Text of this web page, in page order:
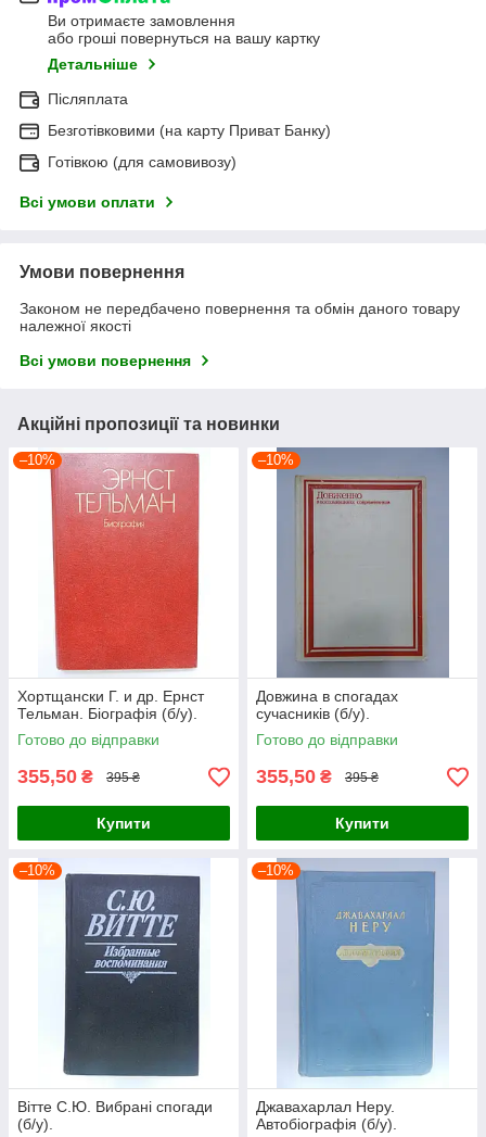
Ви отримаєте замовлення
або гроші повернуться на вашу картку
Детальніше
Післяплата
Безготівковими (на карту Приват Банку)
Готівкою (для самовивозу)
Всі умови оплати
Умови повернення
Законом не передбачено повернення та обмін даного товару
належної якості
Всі умови повернення
Акційні пропозиції та новинки
–10%
Хортщански Г. и др. Ернст
Тельман. Біографія (б/у).
Готово до відправки
355,50 ₴ 395 ₴
Купити
–10%
Довжина в спогадах
сучасників (б/у).
Готово до відправки
355,50 ₴ 395 ₴
Купити
–10%
Вітте С.Ю. Вибрані спогади
(б/у).
–10%
Джавахарлал Неру.
Автобіографія (б/у).